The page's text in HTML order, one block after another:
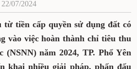
22/07/2024
từ tiền cấp quyền sử dụng đất có
vào việc hoàn thành chỉ tiêu thu
(NSNN) năm 2024, TP. Phổ Yên
khai nhiều giải pháp, phấn đấu